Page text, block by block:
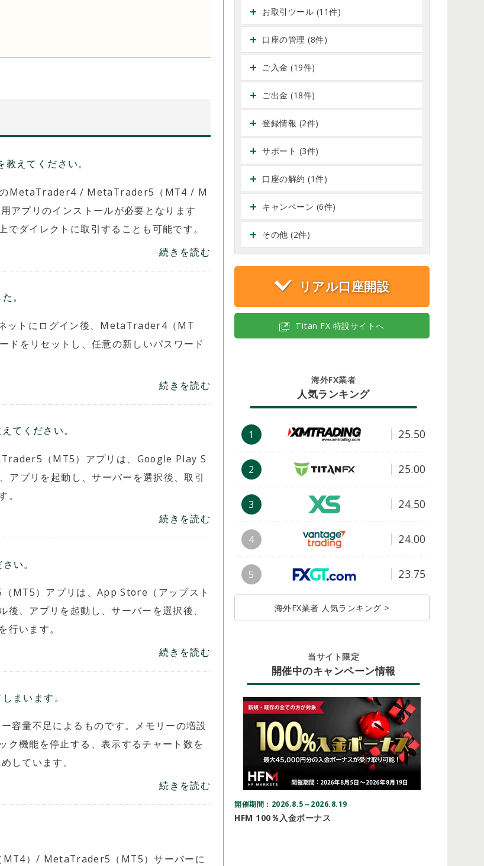
えてください。
のMetaTrader4 / MetaTrader5（MT4 / M
アプリのインストールが必要となります
ダイレクトに取引することも可能です。
続きを読む
。
ットにログイン後、MetaTrader4（MT
をリセットし、任意の新しいパスワード
続きを読む
てください。
（MT5）アプリは、Google Play S
プリを起動し、サーバーを選択後、取引
。
続きを読む
い。
）アプリは、App Store（アップスト
、アプリを起動し、サーバーを選択後、
行います。
続きを読む
まいます。
容量不足によるものです。メモリーの増設
ク機能を停止する、表示するチャート数を
しています。
続きを読む
）/ MetaTrader5（MT5）サーバーに
お取引ツール (11件)
口座の管理 (8件)
ご入金 (19件)
ご出金 (18件)
登録情報 (2件)
サポート (3件)
口座の解約 (1件)
キャンペーン (6件)
その他 (2件)
リアル口座開設
Titan FX 特設サイトへ
海外FX業者
人気ランキング
1 25.50
2 25.00
3 24.50
4 24.00
5 23.75
海外FX業者 人気ランキング >
当サイト限定
開催中のキャンペーン情報
開催期間：2026.8.7～2026.8.28 開催期間：2026.8.5～2026.8.19
HFM 100％入金ボーナス